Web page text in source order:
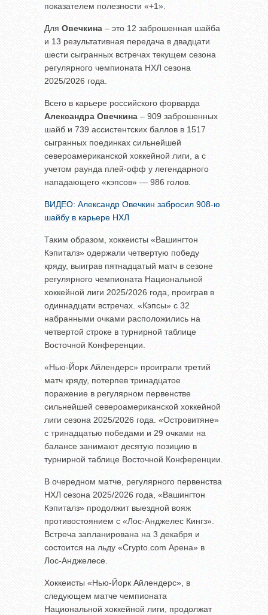
показателем полезности «+1».
Для Овечкина – это 12 заброшенная шайба
и 13 результативная передача в двадцати
шести сыгранных встречах текущем сезона
регулярного чемпионата НХЛ сезона
2025/2026 года.
Всего в карьере российского форварда
Александра Овечкина – 909 заброшенных
шайб и 739 ассистентских баллов в 1517
сыгранных поединках сильнейшей
североамериканской хоккейной лиги, а с
учетом раунда плей-офф у легендарного
нападающего «кэпсов» — 986 голов.
ВИДЕО: Александр Овечкин забросил 908-ю
шайбу в карьере НХЛ
Таким образом, хоккеисты «Вашингтон
Кэпиталз» одержали четвертую победу
кряду, выиграв пятнадцатый матч в сезоне
регулярного чемпионата Национальной
хоккейной лиги 2025/2026 года, проиграв в
одиннадцати встречах. «Кэпсы» с 32
набранными очками расположились на
четвертой строке в турнирной таблице
Восточной Конференции.
«Нью-Йорк Айлендерс» проиграли третий
матч кряду, потерпев тринадцатое
поражение в регулярном первенстве
сильнейшей североамериканской хоккейной
лиги сезона 2025/2026 года. «Островитяне»
с тринадцатью победами и 29 очками на
балансе занимают десятую позицию в
турнирной таблице Восточной Конференции.
В очередном матче, регулярного первенства
НХЛ сезона 2025/2026 года, «Вашингтон
Кэпиталз» продолжит выездной вояж
противостоянием с «Лос-Анджелес Кингз».
Встреча запланирована на 3 декабря и
состоится на льду «Crypto.com Арена» в
Лос-Анджелесе.
Хоккеисты «Нью-Йорк Айлендерс», в
следующем матче чемпионата
Национальной хоккейной лиги, продолжат